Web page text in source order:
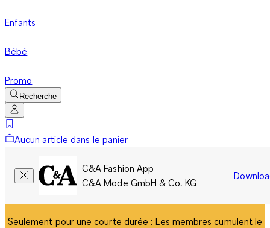
Enfants
Bébé
Promo
Recherche
Aucun article dans le panier
C&A Fashion App
C&A Mode GmbH & Co. KG
Seulement pour une courte durée : Les membres cumulent le